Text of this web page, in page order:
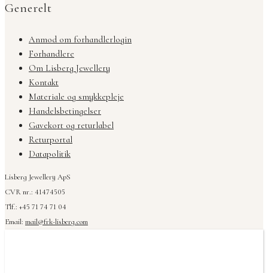
Generelt
Anmod om forhandlerlogin
Forhandlere
Om Lisberg Jewellery
Kontakt
Materiale og smykkepleje
Handelsbetingelser
Gavekort og returlabel
Returportal
Datapolitik
Lisberg Jewellery ApS
CVR nr.: 41474505
Tlf.: +45 71 74 71 04
Email: mail@frk-lisberg.com